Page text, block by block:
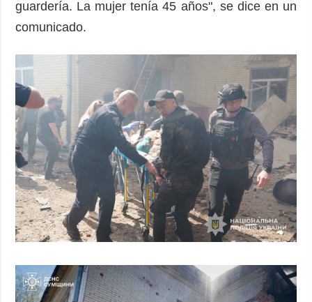
guardería. La mujer tenía 45 años", se dice en un
comunicado.